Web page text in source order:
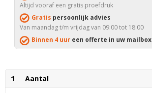
Altijd vooraf een gratis proefdruk
Gratis persoonlijk advies
Van maandag t/m vrijdag van 09:00 tot 18:00
Binnen 4 uur een offerte in uw mailbox
1 Aantal